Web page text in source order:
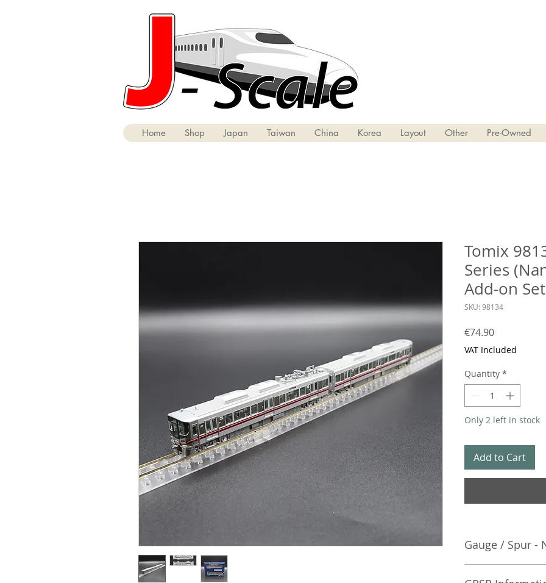
Home Shop Japan Taiwan China Korea Layout Other Pre-Owned
Tomix
Series
Add-on
SKU: 98134
€74.90Price
VAT Included
Quantity *
Only 2 left in stock
Add to Cart
Gauge / Spur -